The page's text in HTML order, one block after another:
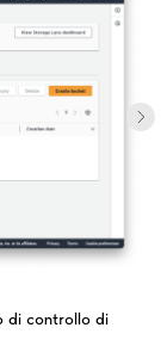
di controllo di